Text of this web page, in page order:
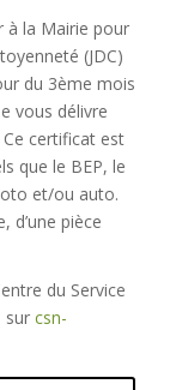
à la Mairie pour
(JDC)
du 3ème mois
vous délivre
Ce certificat est
que le BEP, le
et/ou auto.
d’une pièce
du Service
sur csn-